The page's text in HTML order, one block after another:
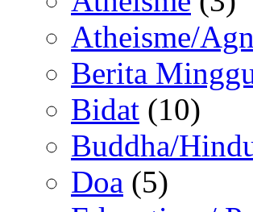
Atheisme/
Berita
Bidat (10)
Buddha/
Doa (5)